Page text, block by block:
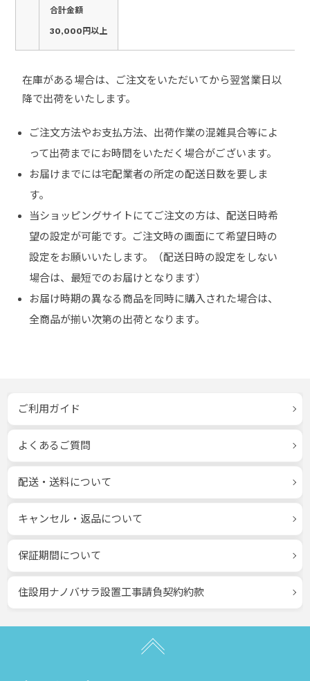
合計金額
30,000円以上
在庫がある場合は、ご注文をいただいてから翌営業日以
降で出荷をいたします。
ご注文方法やお支払方法、出荷作業の混雑具合等によ
って出荷までにお時間をいただく場合がございます。
お届けまでには宅配業者の所定の配送日数を要しま
す。
当ショッピングサイトにてご注文の方は、配送日時希
望の設定が可能です。ご注文時の画面にて希望日時の
設定をお願いいたします。（配送日時の設定をしない
場合は、最短でのお届けとなります）
お届け時期の異なる商品を同時に購入された場合は、
全商品が揃い次第の出荷となります。
ご利用ガイド
よくあるご質問
配送・送料について
キャンセル・返品について
保証期間について
住設用ナノバサラ設置工事請負契約約款